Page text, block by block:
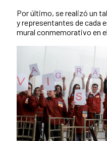
Por último, se realizó un
y representantes de cada
mural conmemorativo en